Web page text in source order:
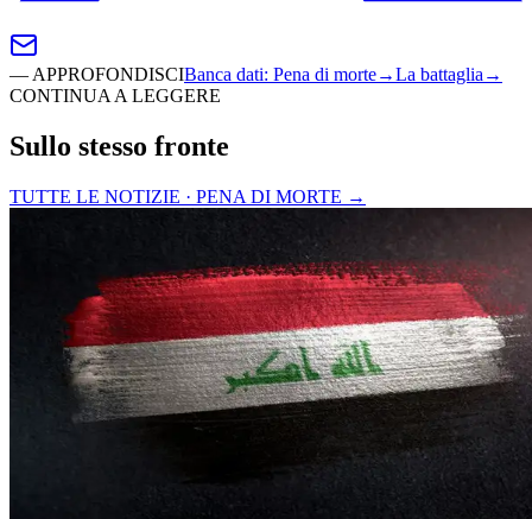
— APPROFONDISCIBanca dati: Pena di morte→La battaglia →
CONTINUA A LEGGERE
Sullo stesso fronte
TUTTE LE NOTIZIE · PENA DI MORTE →